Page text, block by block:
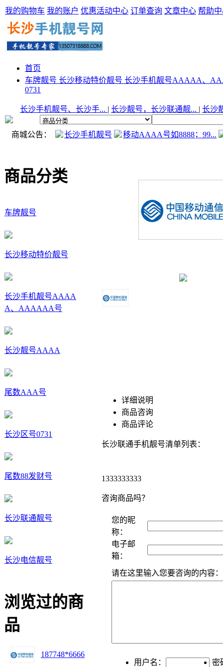
我的购物车 我的账户 优惠活动中心 订单查询 文章中心 帮助
首页
车牌靓号 长沙移动特价靓号 长沙手机靓号AAAAA、
0731
长沙手机靓号、长沙手... | 长沙靓号，长沙联通靓... | 长沙
商城公告： 长沙手机靓号 移动AAAA号如8888；99...
商品分类
车牌靓号
长沙移动特价靓号
长沙手机靓号AAAA
A、AAAAAA号
长沙靓号AAAA
尾数AAA号
长沙区号0731
尾数88发财号
长沙联通靓号
长沙电信靓号
浏览过的商
品
187748*6666
详细说明
商品咨询
商品评论
长沙联通手机靓号清单列表：
1333333333
咨询商品吗？
您的昵
称：
电子邮
箱：
请在这里输入您要咨询的内容：
用户名： 密